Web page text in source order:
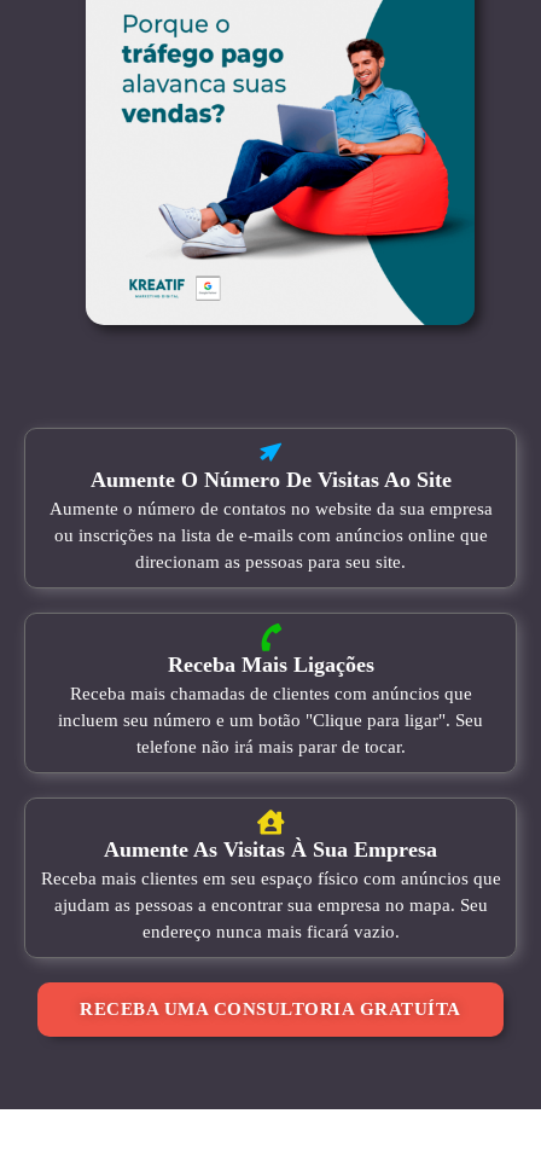
Aumente O Número De Visitas Ao Site
Aumente o número de contatos no website da sua empresa
ou inscrições na lista de e-mails com anúncios online que
direcionam as pessoas para seu site.
Receba Mais Ligações
Receba mais chamadas de clientes com anúncios que
incluem seu número e um botão "Clique para ligar". Seu
telefone não irá mais parar de tocar.
Aumente As Visitas À Sua Empresa
Receba mais clientes em seu espaço físico com anúncios que
ajudam as pessoas a encontrar sua empresa no mapa. Seu
endereço nunca mais ficará vazio.
RECEBA UMA CONSULTORIA GRATUÍTA